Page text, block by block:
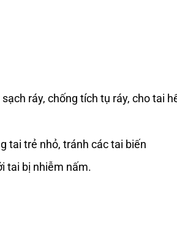
ráy, chống tích tụ ráy, cho tai
tai trẻ nhỏ, tránh các tai biến
tai bị nhiễm nấm.